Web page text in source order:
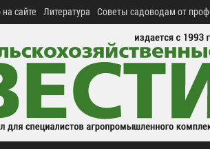
сайте Литература Советы садоводам от